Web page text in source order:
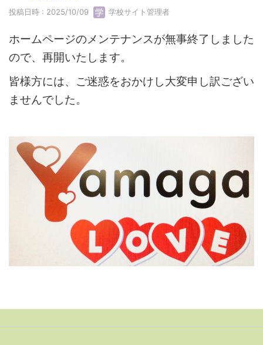
投稿日時 : 2025/10/09 学校サイト管理者
ホームページのメンテナンスが無事終了しました
ので、再開いたします。
皆様方には、ご迷惑をおかけし大変申し訳ござい
ませんでした。